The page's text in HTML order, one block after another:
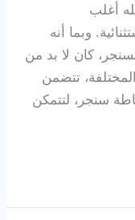
أغلب
وبما أنه
كان لا بد من
تتضمن
سنجر، لتتمكن